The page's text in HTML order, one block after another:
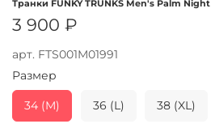
арт. FTS001M01991
Транки FUNKY TRUNKS Men's Palm Night
3 900 ₽
Размер
34 (M) 36 (L) 38 (XL)